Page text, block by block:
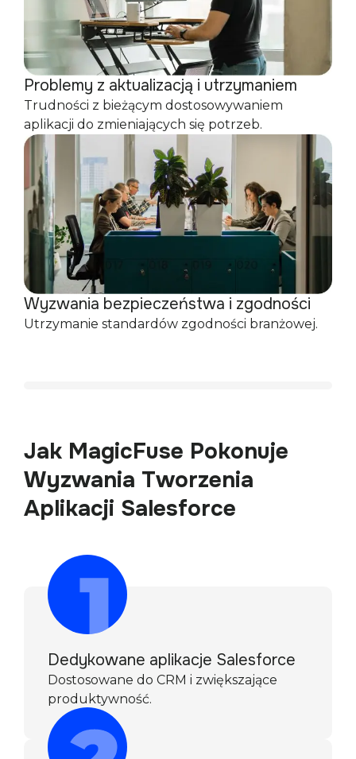
Problemy z aktualizacją i utrzymaniem
Trudności z bieżącym dostosowywaniem
aplikacji do zmieniających się potrzeb.
Wyzwania bezpieczeństwa i zgodności
Utrzymanie standardów zgodności branżowej.
Jak MagicFuse Pokonuje
Wyzwania Tworzenia
Aplikacji Salesforce
Dedykowane aplikacje Salesforce
Dostosowane do CRM i zwiększające
produktywność.